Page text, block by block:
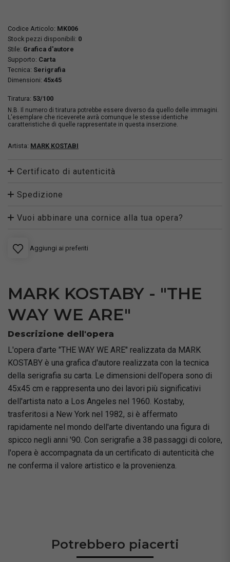
Codice Articolo: MK006
Stock pezzi disponibili: 0
Stile: Grafica d'autore
Supporto: Carta
Tecnica: Serigrafia
Dimensioni: 45x45
Tiratura: 53/100
N.B. Il numero di tiratura potrebbe essere diverso da quello delle immagini.
L'esemplare che riceverete avrà comunque le stesse identiche
caratteristiche di quelle rappresentate in questa inserzione.
Artista: MARK KOSTABI
Certificato di autenticità
Spedizione
Vuoi abbinare una cornice alla tua opera?
Aggiungi ai preferiti
MARK KOSTABY - "THE
WAY WE ARE"
Descrizione dell'opera
L'opera d'arte "THE WAY WE ARE" realizzata da MARK
KOSTABY è una grafica d'autore realizzata con la tecnica
della serigrafia su carta. Le dimensioni dell'opera sono di
45x45 cm e rappresenta uno dei lavori più significativi
dell'artista nato a Los Angeles nel 1960. Kostaby,
trasferitosi a New York nel 1982, si è affermato
rapidamente nel mondo dell'arte diventando una figura di
spicco negli anni '90. Con serigrafie a 38 passaggi di colore,
l'opera è accompagnata da un certificato di autenticità che
ne conferma il valore artistico e la provenienza.
Potrebbero piacerti